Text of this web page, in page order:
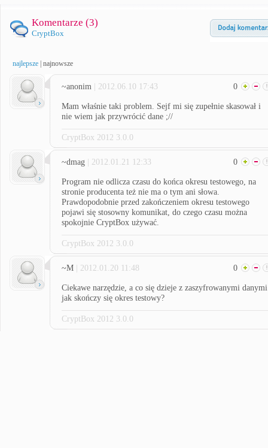
Komentarze (3)
CryptBox
najlepsze najnowsze
~anonim | 2012.06.10 17:43 0
Mam właśnie taki problem. Sejf mi się zupełnie skasował i
nie wiem jak przywrócić dane ;//
CryptBox 2012 3.0.0
~dmag | 2012.01.21 12:33 0
Program nie odlicza czasu do końca okresu testowego, na
stronie producenta też nie ma o tym ani słowa.
Prawdopodobnie przed zakończeniem okresu testowego
pojawi się stosowny komunikat, do czego czasu można
spokojnie CryptBox używać.
CryptBox 2012 3.0.0
~M | 2012.01.20 11:48 0
Ciekawe narzędzie, a co się dzieje z zaszyfrowanymi danymi
jak skończy się okres testowy?
CryptBox 2012 3.0.0